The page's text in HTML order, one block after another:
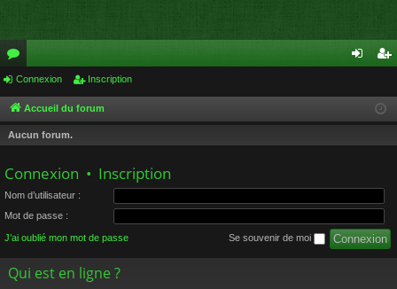
or
u
m
cri
Connexion Inscription
Accueil du forum
Aucun forum.
Connexion • Inscription
Nom d’utilisateur :
Mot de passe :
J’ai oublié mon mot de passe Se souvenir de moi
Qui est en ligne ?